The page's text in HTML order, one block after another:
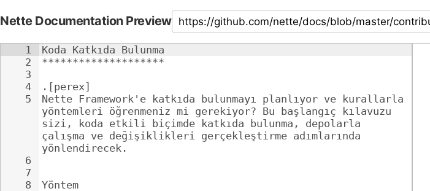
Nette Documentation Preview
1
2
3
4
5
6
7
8
Koda Katkıda Bulunma
********************
.[perex]
Nette Framework'e katkıda bulunmayı planlıyor ve kurallarla
yöntemleri öğrenmeniz mi gerekiyor? Bu başlangıç kılavuzu
sizi, koda etkili biçimde katkıda bulunma, depolarla
çalışma ve değişiklikleri gerçekleştirme adımlarında
yönlendirecek.
Yöntem